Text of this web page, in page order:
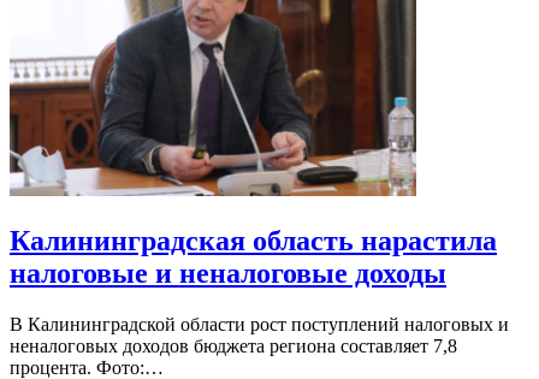
Калининградская область нарастила
налоговые и неналоговые доходы
В Калининградской области рост поступлений налоговых и
неналоговых доходов бюджета региона составляет 7,8
процента. Фото:…